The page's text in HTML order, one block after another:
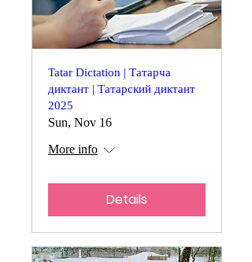
Tatar Dictation | Татарча
диктант | Татарский диктант
2025
Sun, Nov 16
More info
Details